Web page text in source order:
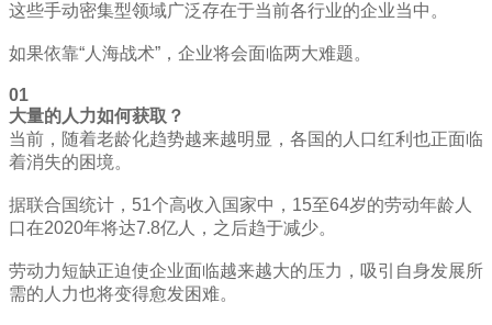
这些手动密集型领域广泛存在于当前各行业的企业当中。
如果依靠“人海战术”，企业将会面临两大难题。
01
大量的人力如何获取？
当前，随着老龄化趋势越来越明显，各国的人口红利也正面临
着消失的困境。
据联合国统计，51个高收入国家中，15至64岁的劳动年龄人
口在2020年将达7.8亿人，之后趋于减少。
劳动力短缺正迫使企业面临越来越大的压力，吸引自身发展所
需的人力也将变得愈发困难。